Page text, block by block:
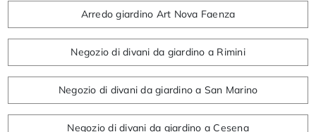
Arredo giardino Art Nova Faenza
Negozio di divani da giardino a Rimini
Negozio di divani da giardino a San Marino
Negozio di divani da giardino a Cesena